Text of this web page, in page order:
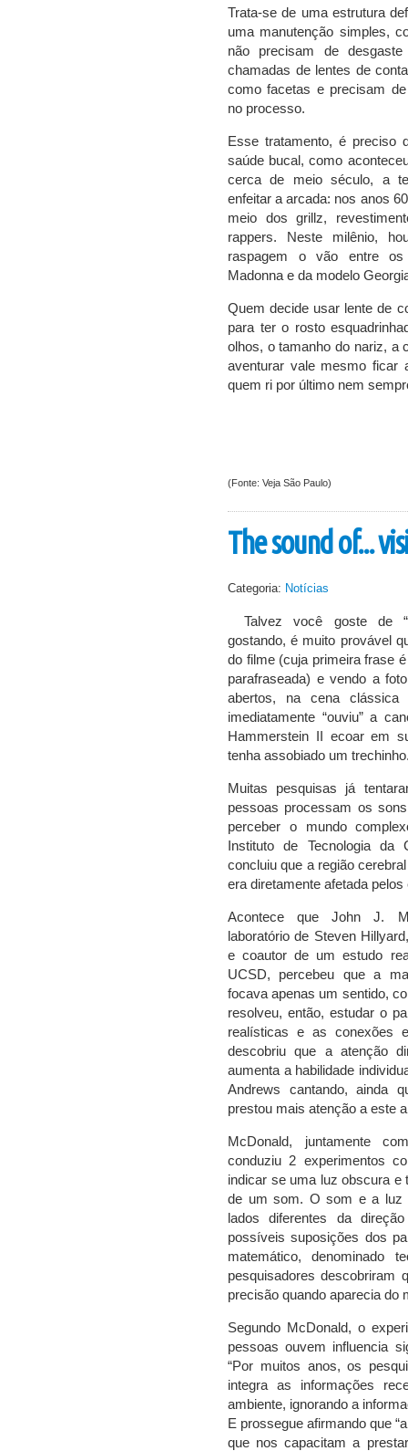
Trata-se de uma estrutura
uma manutenção simples,
não precisam de
chamadas de lentes de
como facetas e precisam
no processo.
Esse tratamento, é preciso
saúde bucal, como
cerca de meio século, a
enfeitar a arcada: nos anos
meio dos grillz,
rappers. Neste milênio,
raspagem o vão entre os
Madonna e da modelo
Quem decide usar lente de
para ter o rosto
olhos, o tamanho do nariz, a
aventurar vale mesmo ficar
quem ri por último nem
(Fonte: Veja São Paulo)
The sound of...
Categoria: Notícias
Talvez você goste de
gostando, é muito provável
do filme (cuja primeira frase
parafraseada) e vendo a
abertos, na cena clássica
imediatamente “ouviu” a
Hammerstein II ecoar em
tenha assobiado um
Muitas pesquisas já
pessoas processam os
perceber o mundo
Instituto de Tecnologia da
concluiu que a região
era diretamente afetada
Acontece que John J.
laboratório de Steven
e coautor de um estudo
UCSD, percebeu que a
focava apenas um sentido,
resolveu, então, estudar o
realísticas e as conexões
descobriu que a atenção
aumenta a habilidade
Andrews cantando, ainda
prestou mais atenção a este
McDonald, juntamente
conduziu 2 experimentos
indicar se uma luz obscura e
de um som. O som e a luz
lados diferentes da
possíveis suposições dos
matemático, denominado
pesquisadores descobriram
precisão quando aparecia do
Segundo McDonald, o
pessoas ouvem influencia
“Por muitos anos, os
integra as informações
ambiente, ignorando a
E prossegue afirmando que
que nos capacitam a